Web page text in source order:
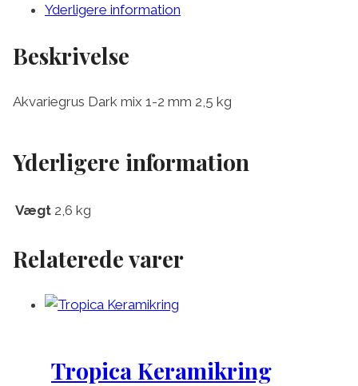
Yderligere information
Beskrivelse
Akvariegrus Dark mix 1-2 mm 2,5 kg
Yderligere information
Vægt 2,6 kg
Relaterede varer
Tropica Keramikring